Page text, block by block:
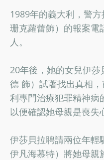
1989年的義大利，警
珊克蘿蕾飾）的報案電
人。
20年後，她的女兒伊
德 飾）試著找出真相
利專門治療犯罪精神病
以便確認她母親是喪失
伊莎貝拉聘請兩位年輕
伊凡海慕特）將她母親